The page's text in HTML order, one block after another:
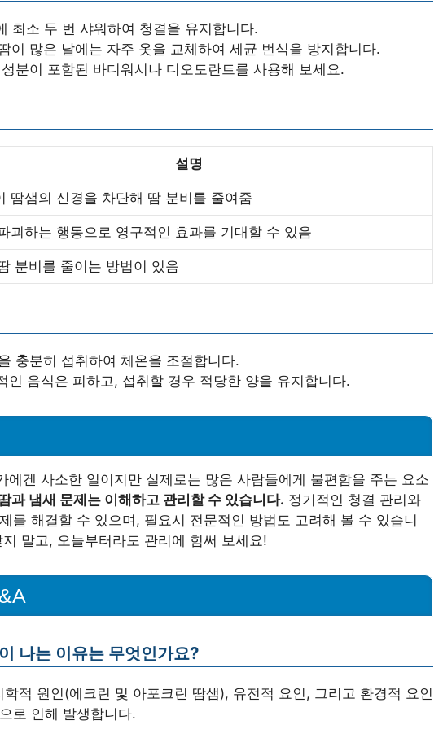
최소 두 번 샤워하여 청결을 유지합니다.
이 많은 날에는 자주 옷을 교체하여 세균 번식을 방지합니다.
분이 포함된 바디워시나 디오도란트를 사용해 보세요.
설명
땀샘의 신경을 차단해 땀 분비를 줄여줌
괴하는 행동으로 영구적인 효과를 기대할 수 있음
분비를 줄이는 방법이 있음
충분히 섭취하여 체온을 조절합니다.
인 음식은 피하고, 섭취할 경우 적당한 양을 유지합니다.
에겐 사소한 일이지만 실제로는 많은 사람들에게 불편함을 주는 요소
과 냄새 문제는 이해하고 관리할 수 있습니다. 정기적인 청결 관리와
를 해결할 수 있으며, 필요시 전문적인 방법도 고려해 볼 수 있습니
말고, 오늘부터라도 관리에 힘써 보세요!
나는 이유는 무엇인가요?
적 원인(에크린 및 아포크린 땀샘), 유전적 요인, 그리고 환경적 요인
로 인해 발생합니다.